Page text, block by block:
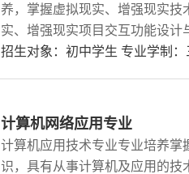
养，掌握虚拟现实、增强现实技
实、增强现实项目交互功能设
件平台设备搭建和调试等能力，
招生对象：初中学生 专业学制
计算机网络应用专业
计算机应用技术专业专业培养掌
识，具有从事计算机及应用的技